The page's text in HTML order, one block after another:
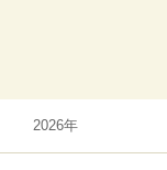
2026年